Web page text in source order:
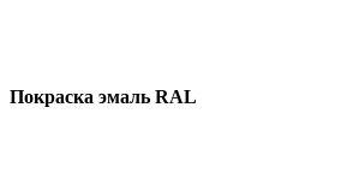
Покраска эмаль RAL